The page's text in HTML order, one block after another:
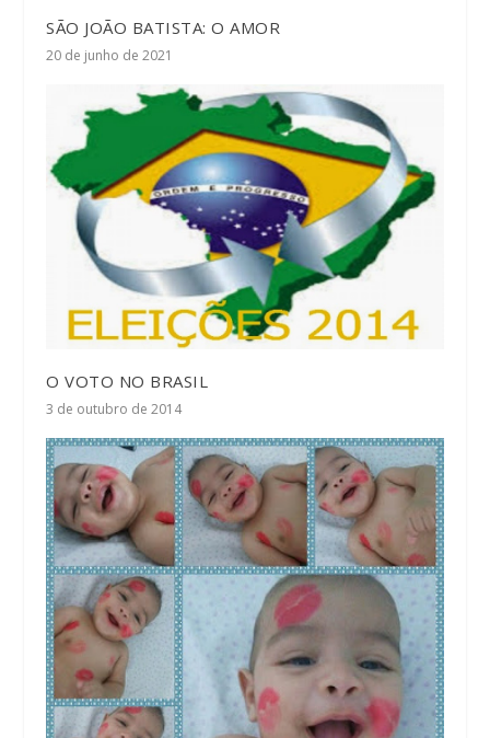
SÃO JOÃO BATISTA: O AMOR
20 de junho de 2021
O VOTO NO BRASIL
3 de outubro de 2014